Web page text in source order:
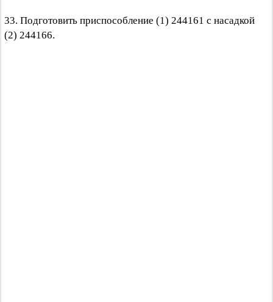
33. Подготовить приспособление (1) 244161 с насадкой
(2) 244166.